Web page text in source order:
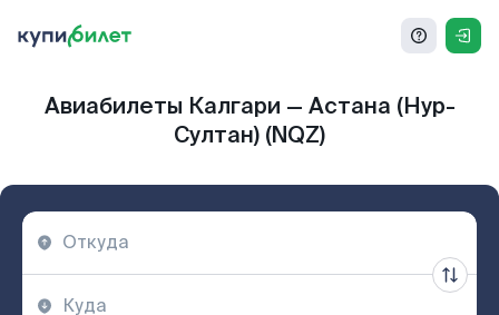
Авиабилеты Калгари — Астана (Нур-
Султан) (NQZ)